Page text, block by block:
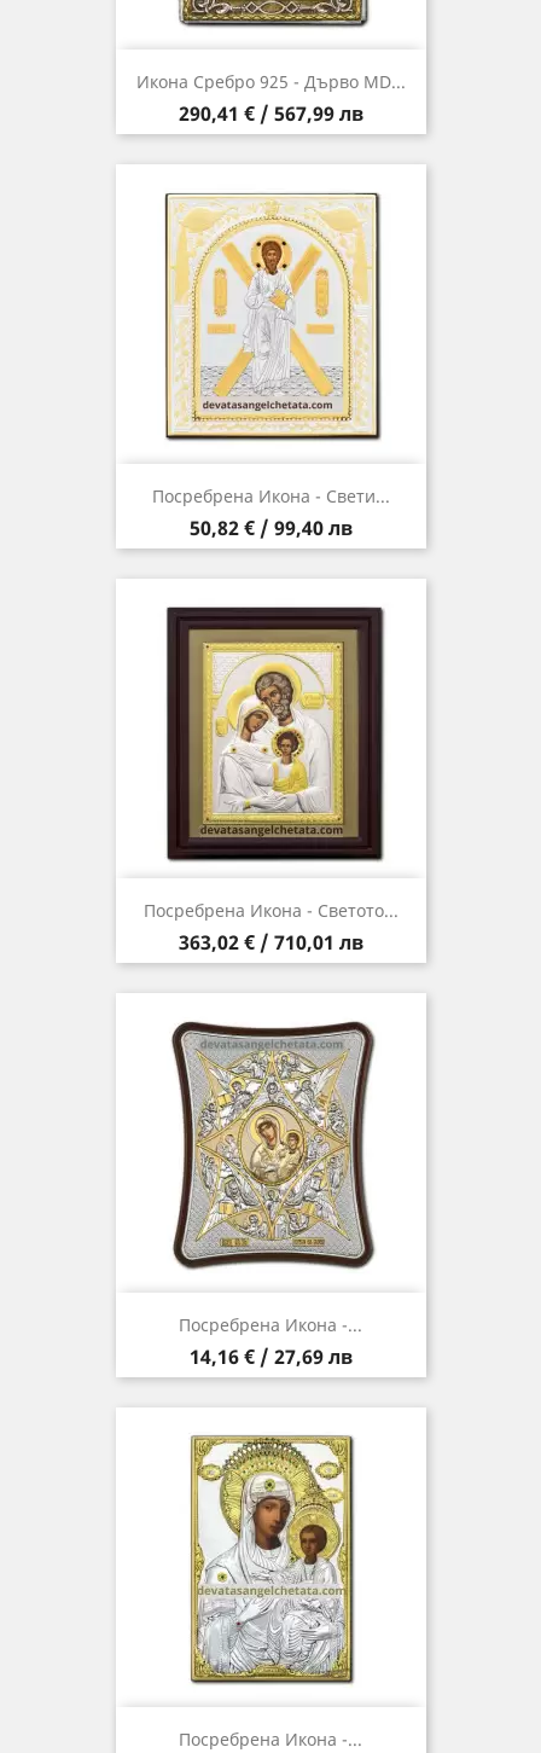
Икона Сребро 925 - Дърво MD...
Цена
290,41 € / 567,99 лв
Посребрена Икона - Свети...
Цена
50,82 € / 99,40 лв
Посребрена Икона - Светото...
Цена
363,02 € / 710,01 лв
Посребрена Икона -...
Цена
14,16 € / 27,69 лв
Посребрена Икона -...